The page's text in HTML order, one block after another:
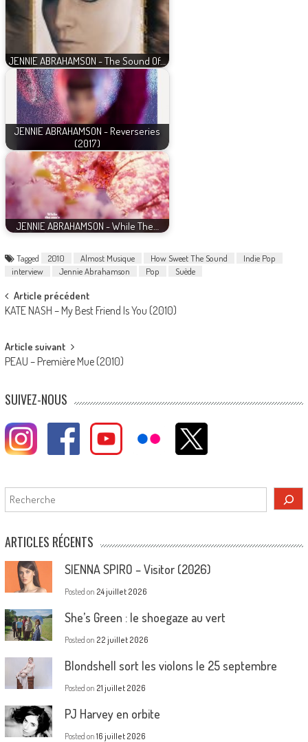
JENNIE ABRAHAMSON - The Sound Of…
JENNIE ABRAHAMSON - Reverseries
(2017)
JENNIE ABRAHAMSON - While The…
Tagged 2010 Almost Musique How Sweet The Sound
Indie Pop
interview
Jennie Abrahamson Pop Suède
Post
navigation
Article précédent
KATE NASH – My Best Friend Is You (2010)
Article suivant
PEAU – Première Mue (2010)
SUIVEZ-NOUS
Rechercher
ARTICLES RÉCENTS
SIENNA SPIRO – Visitor (2026)
Posted on 24 juillet 2026
She’s Green : le shoegaze au vert
Posted on 22 juillet 2026
Blondshell sort les violons le 25 septembre
Posted on 21 juillet 2026
PJ Harvey en orbite
Posted on 16 juillet 2026